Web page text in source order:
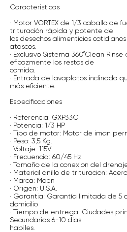
Caracteristicas
· Motor VORTEX de 1/3 caballo de
trituración rápida y potente de
los desechos alimenticios
atascos.
· Exclusivo Sistema 360°Clean
eficazmente los restos de
comida.
· Entrada de lavaplatos inclinada
más eficiente.
Especificaciones
· Referencia: GXP33C
· Potencia: 1/3 HP
· Tipo de motor: Motor de iman
· Peso: 3,5 Kg.
· Voltaje: 115V
· Frecuencia: 60/45 Hz
· Tamaño de la conexion del
· Material anillo de trituracion:
· Marca: Moen
· Origen: U.S.A.
· Garantia: Garantía limitada de 5
domicilio
· Tiempo de entrega: Ciudades
Secundarias 6-10 dias
habiles.